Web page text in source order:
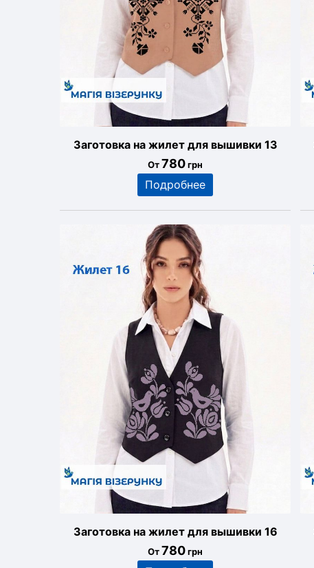
Заготовка на жилет для вышивки 13
От780грн
Подробнее
Заготовка на жилет для вышивки 16
От780грн